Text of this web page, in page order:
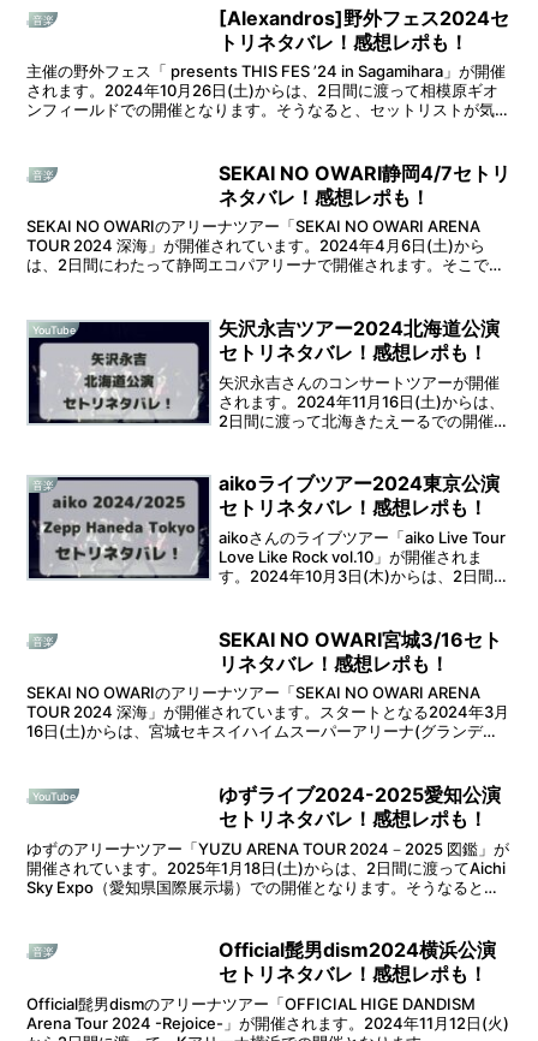
リストが気...
音楽
[Alexandros]野外フェス2024セ
トリネタバレ！感想レポも！
主催の野外フェス「 presents THIS FES ’24 in Sagamihara」が開催
されます。2024年10月26日(土)からは、2日間に渡って相模原ギオ
ンフィールドでの開催となります。そうなると、セットリストが気に
音楽
SEKAI NO OWARI静岡4/7セトリ
ネタバレ！感想レポも！
SEKAI NO OWARIのアリーナツアー「SEKAI NO OWARI ARENA
TOUR 2024 深海」が開催されています。2024年4月6日(土)から
は、2日間にわたって静岡エコパアリーナで開催されます。そこで本
YouTube
矢沢永吉ツアー2024北海道公演
セトリネタバレ！感想レポも！
矢沢永吉さんのコンサートツアーが開催
されます。2024年11月16日(土)からは、
2日間に渡って北海きたえーるでの開催と
「矢沢永吉ツアー2024北海道公演セトリ
ネタバレ...
音楽
aikoライブツアー2024東京公演
セトリネタバレ！感想レポも！
aikoさんのライブツアー「aiko Live Tour
Love Like Rock vol.10」が開催されま
す。2024年10月3日(木)からは、2日間に
音楽
SEKAI NO OWARI宮城3/16セト
リネタバレ！感想レポも！
SEKAI NO OWARIのアリーナツアー「SEKAI NO OWARI ARENA
TOUR 2024 深海」が開催されています。スタートとなる2024年3月
16日(土)からは、宮城セキスイハイムスーパーアリーナ(グランデ
YouTube
ゆずライブ2024-2025愛知公演
セトリネタバレ！感想レポも！
ゆずのアリーナツアー「YUZU ARENA TOUR 2024－2025 図鑑」が
開催されています。2025年1月18日(土)からは、2日間に渡ってAichi
Sky Expo（愛知県国際展示場）での開催となります。そうなると、
音楽
Official髭男dism2024横浜公演
セトリネタバレ！感想レポも！
Official髭男dismのアリーナツアー「OFFICIAL HIGE DANDISM
Arena Tour 2024 -Rejoice-」が開催されます。2024年11月12日(火)